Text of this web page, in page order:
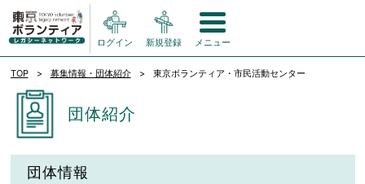
ログイン 新規登録 メニュー
TOP 募集情報・団体紹介 東京ボランティア・市民活動センター
団体紹介
団体情報